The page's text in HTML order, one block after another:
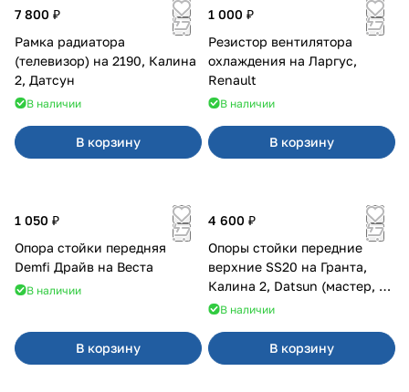
7 800 ₽
Рамка радиатора
(телевизор) на 2190, Калина
2, Датсун
В наличии
В корзину
1 000 ₽
Резистор вентилятора
охлаждения на Ларгус,
Renault
В наличии
В корзину
1 050 ₽
Опора стойки передняя
Demfi Драйв на Веста
В наличии
В корзину
4 600 ₽
Опоры стойки передние
верхние SS20 на Гранта,
Калина 2, Datsun (мастер, с
ЭлУР, с подшипником) 2шт
В наличии
В корзину